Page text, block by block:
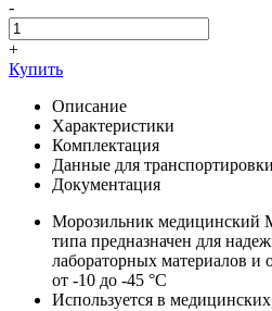
-
+
Купить
Описание
Характеристики
Комплектация
Данные для транспортировки
Документация
Морозильник медицинский
типа предназначен для
лабораторных материалов и
от -10 до -45 °C
Используется в